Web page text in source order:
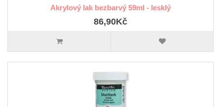
Akrylový lak bezbarvý 59ml - lesklý
86,90Kč